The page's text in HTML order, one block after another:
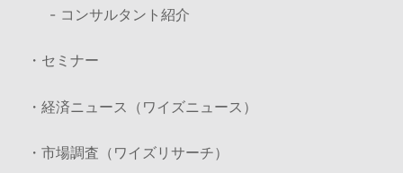
- コンサルタント紹介
・セミナー
・経済ニュース（ワイズニュース）
・市場調査（ワイズリサーチ）